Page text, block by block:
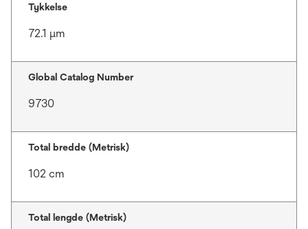
Tykkelse
72.1 μm
Global Catalog Number
9730
Total bredde (Metrisk)
102 cm
Total lengde (Metrisk)